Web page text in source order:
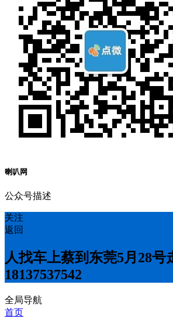
喇叭网
公众号描述
关注
返回
人找车上蔡到东莞5月28号
18137537542
全局导航
首页